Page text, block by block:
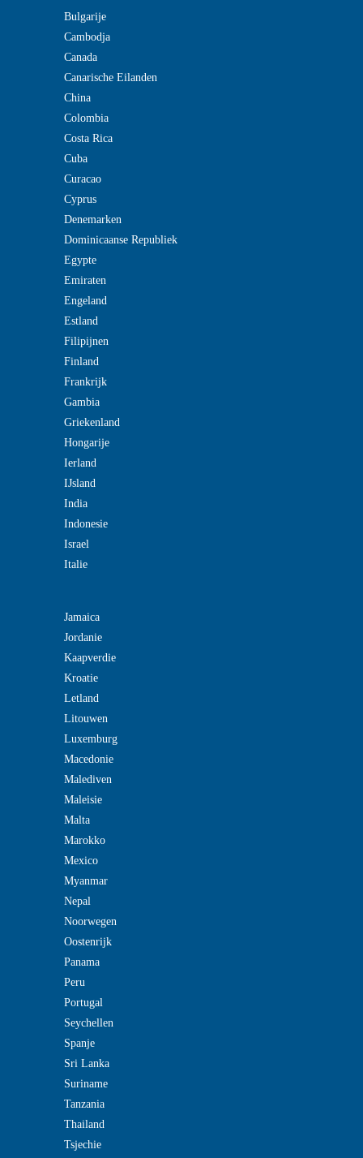
Bulgarije
Cambodja
Canada
Canarische Eilanden
China
Colombia
Costa Rica
Cuba
Curacao
Cyprus
Denemarken
Dominicaanse Republiek
Egypte
Emiraten
Engeland
Estland
Filipijnen
Finland
Frankrijk
Gambia
Griekenland
Hongarije
Ierland
IJsland
India
Indonesie
Israel
Italie
Jamaica
Jordanie
Kaapverdie
Kroatie
Letland
Litouwen
Luxemburg
Macedonie
Malediven
Maleisie
Malta
Marokko
Mexico
Myanmar
Nepal
Noorwegen
Oostenrijk
Panama
Peru
Portugal
Seychellen
Spanje
Sri Lanka
Suriname
Tanzania
Thailand
Tsjechie